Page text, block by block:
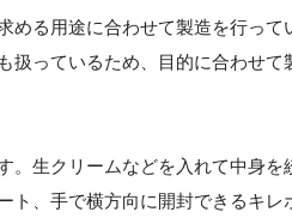
る用途に合わせて製造を行って
扱っているため、目的に合わせて
生クリームなどを入れて中身を
ト、手で横方向に開封できるキレ